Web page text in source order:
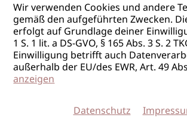
Wir verwenden Cookies und andere
gemäß den aufgeführten Zwecken.
erfolgt auf Grundlage deiner
1 S. 1 lit. a DS-GVO, § 165 Abs. 3 S. 2
Einwilligung betrifft auch
außerhalb der EU/des EWR, Art. 49
anzeigen
Datenschutz